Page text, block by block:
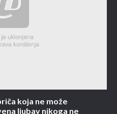
koja ne može
ljubav nikoga ne